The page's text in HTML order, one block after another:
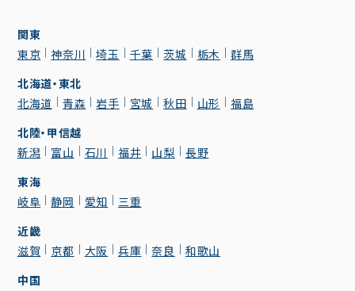
関東
東京
神奈川 埼玉 千葉 茨城 栃木
群馬
北海道・東北
北海道
青森 岩手 宮城 秋田 山形
福島
北陸・甲信越
新潟
富山 石川 福井 山梨
長野
東海
岐阜
静岡 愛知
三重
近畿
滋賀
京都 大阪 兵庫 奈良
和歌山
中国